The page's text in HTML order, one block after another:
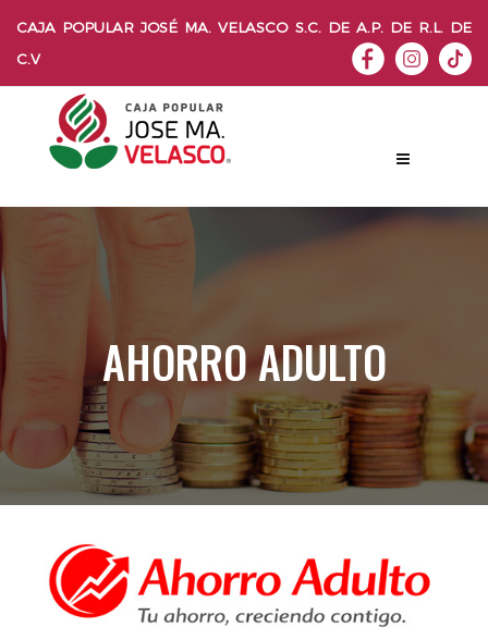
CAJA POPULAR JOSÉ MA. VELASCO S.C. DE A.P. DE R.L. DE
C.V
AHORRO ADULTO